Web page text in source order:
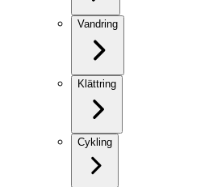
Vandring
Klättring
Cykling